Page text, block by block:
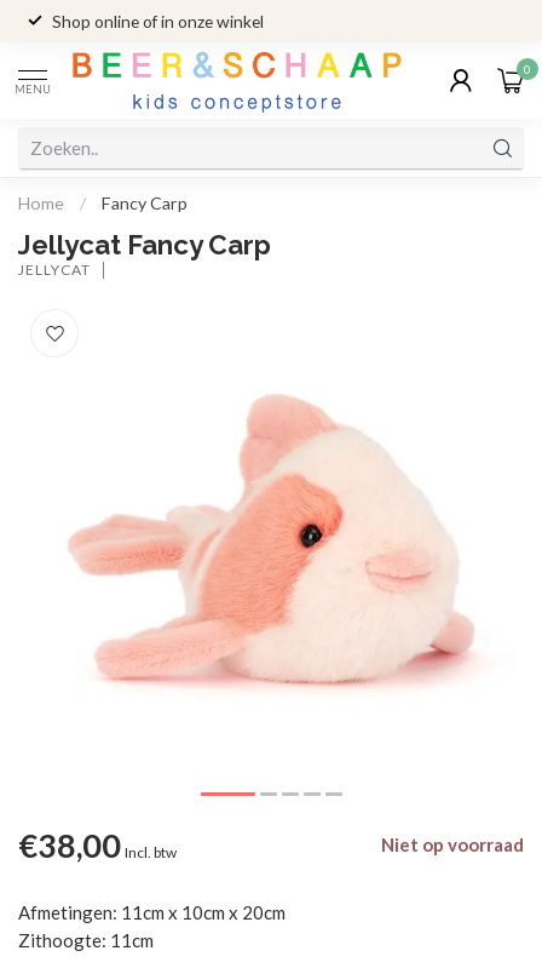
Shop online of in onze winkel
MENU
0
Home / Fancy Carp
Jellycat Fancy Carp
JELLYCAT
€38,00 Incl. btw Niet op voorraad
Afmetingen: 11cm x 10cm x 20cm
Zithoogte: 11cm